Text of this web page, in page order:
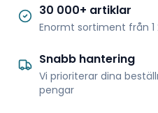
30 000+ artiklar
Enormt sortiment från
Snabb hantering
Vi prioriterar dina
pengar